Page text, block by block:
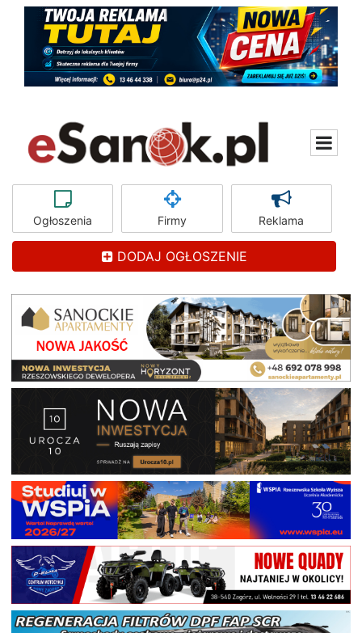
Ogłoszenia Firmy Reklama
DODAJ OGŁOSZENIE